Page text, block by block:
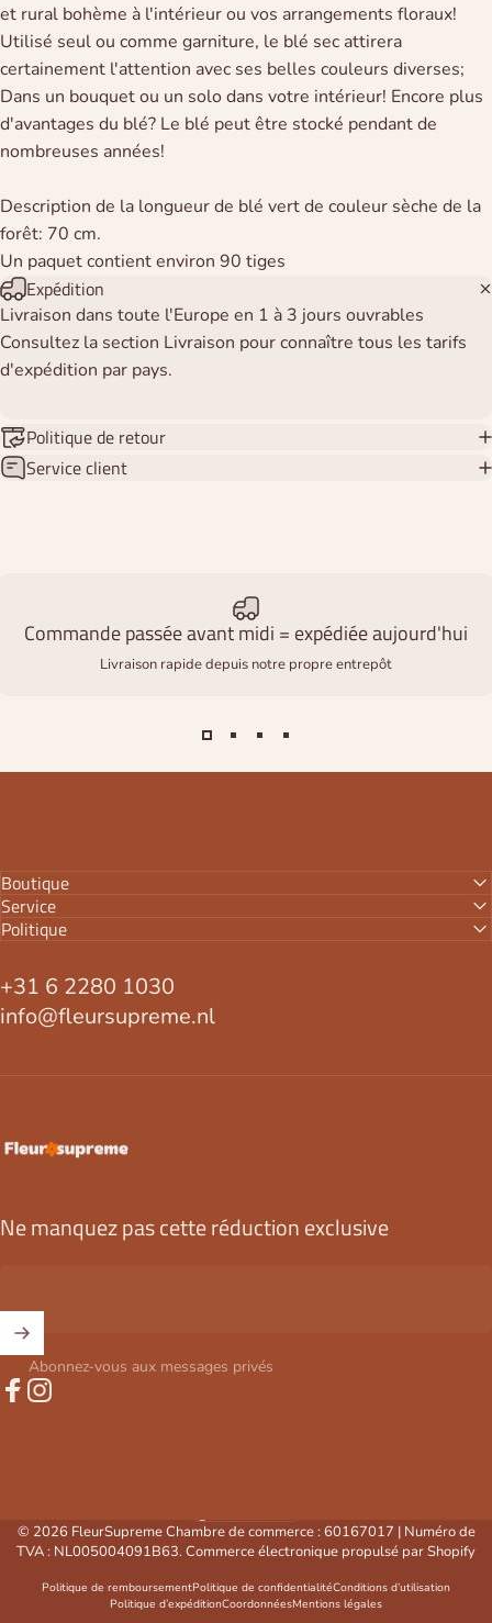
et rural bohème à l'intérieur ou vos arrangements floraux!
Utilisé seul ou comme garniture, le blé sec attirera
certainement l'attention avec ses belles couleurs diverses;
Dans un bouquet ou un solo dans votre intérieur! Encore plus
d'avantages du blé? Le blé peut être stocké pendant de
nombreuses années!
Description de la longueur de blé vert de couleur sèche de la
forêt: 70 cm.
Un paquet contient environ 90 tiges
Expédition
Livraison dans toute l'Europe en 1 à 3 jours ouvrables
Consultez la section Livraison pour connaître tous les tarifs
d'expédition par pays.
Politique de retour
Service client
Commande passée avant midi = expédiée aujourd'hui
Livraison rapide depuis notre propre entrepôt
Boutique
Service
Politique
+31 6 2280 1030
info@fleursupreme.nl
FleurSupreme
Ne manquez pas cette réduction exclusive
Abonnez-vous aux messages privés
© 2026 FleurSupreme Chambre de commerce : 60167017 | Numéro de
TVA : NL005004091B63. Commerce électronique propulsé par Shopify
Politique de remboursementPolitique de confidentialitéConditions d’utilisation
Politique d’expéditionCoordonnéesMentions légales
Pays/région